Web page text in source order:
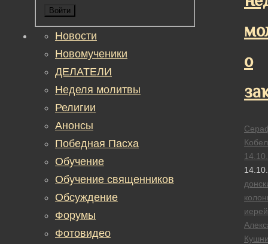
о
иерей
Войти
Новости
Новомученики
ДЕЛАТЕЛИ
Неделя молитвы
Религии
Анонсы
Победная Пасха
Обучение
Обучение священников
Обсуждение
Форумы
Фотовидео